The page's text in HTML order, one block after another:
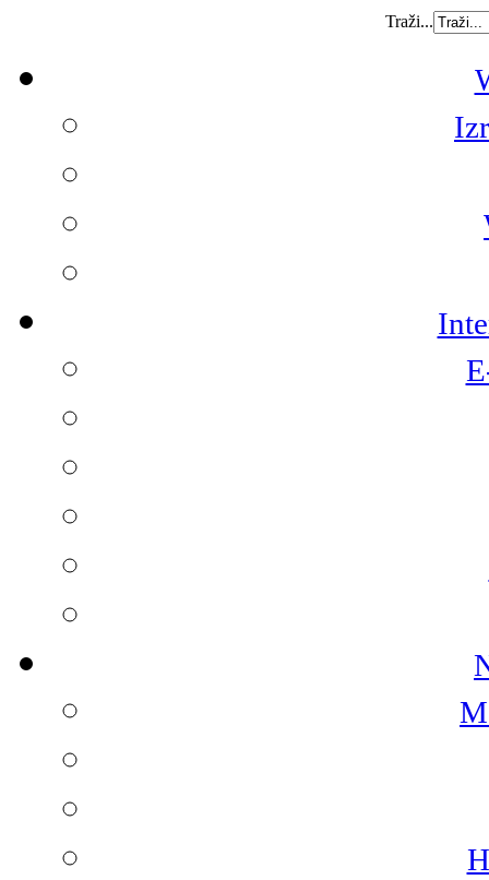
Traži...